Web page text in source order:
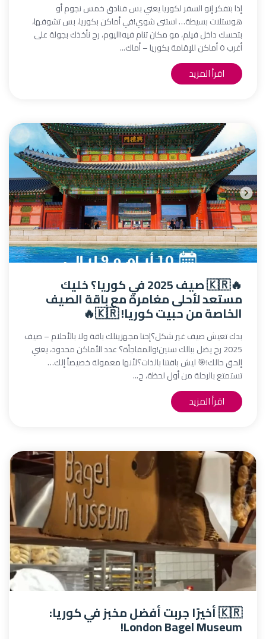
إذا بتفكر إنو السفر لكوريا يعني بس فنادق خمس نجوم أو
هوستلات بسيطة… استنى شوي!في أماكن بكوريا، بس تشوفها،
بتحسك داخل فيلم، مو مكان تنام فيه!اليوم، رح نأخذك بجولة على
أغرب ٥ أماكن للإقامة بكوريا – أماك...
اقرأ المزيد
🔥🇰🇷 صيف 2025 في كوريا؟ خليك
مستعد لأحلى مغامرة مع باقة الصيف
الخاصة من حبيت كوريا! 🇰🇷🔥
بدك تعيش صيف غير شكل؟إحنا مجهزينلك باقة ولا بالأحلام – صيف
2025 رح يضل ببالك سنين!والمفاجأة؟ عدد الأماكن محدود، يعني
إلحق حالك!🎯 ليش باقتنا بالذات؟لأنها معمولة خصيصاً إلك…
تستمتع بالرحلة من أول لحظة، ح...
اقرأ المزيد
🇰🇷 أخيرًا جربت أفضل مخبز في كوريا:
London Bagel Museum!